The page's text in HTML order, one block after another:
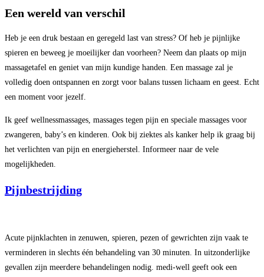
Een wereld van verschil
Heb je een druk bestaan en geregeld last van stress? Of heb je pijnlijke
spieren en beweeg je moeilijker dan voorheen? Neem dan plaats op mijn
massagetafel en geniet van mijn kundige handen. Een massage zal je
volledig doen ontspannen en zorgt voor balans tussen lichaam en geest. Echt
een moment voor jezelf.
Ik geef wellnessmassages, massages tegen pijn en speciale massages voor
zwangeren, baby’s en kinderen. Ook bij ziektes als kanker help ik graag bij
het verlichten van pijn en energieherstel. Informeer naar de vele
mogelijkheden.
Pijnbestrijding
Acute pijnklachten in zenuwen, spieren, pezen of gewrichten zijn vaak te
verminderen in slechts één behandeling van 30 minuten. In uitzonderlijke
gevallen zijn meerdere behandelingen nodig. medi-well geeft ook een